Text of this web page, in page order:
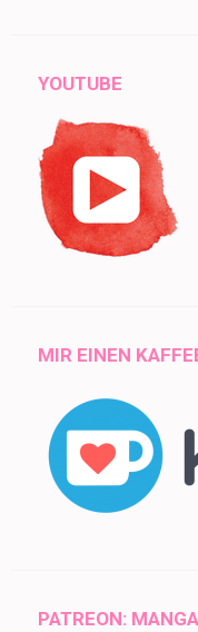
YOUTUBE
MIR EINEN
PATREON: